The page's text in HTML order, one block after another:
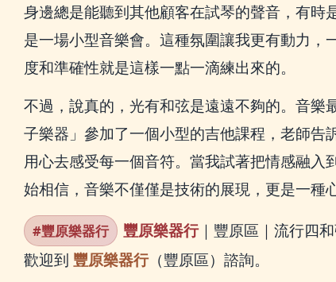
身邊總是能聽到其他顧客在試琴的聲音，有
是一場小型音樂會。這種氛圍讓我更有動力
度和準確性就是這樣一點一滴練出來的。
不過，說真的，光有和弦是遠遠不夠的。音樂
子樂器」參加了一個小型的吉他課程，老師
用心去感受每一個音符。當我試著把情感融
始相信，音樂不僅僅是技術的展現，更是一種
#豐原樂器行 豐原樂器行｜豐原區｜流行四
歡迎到 豐原樂器行（豐原區）諮詢。